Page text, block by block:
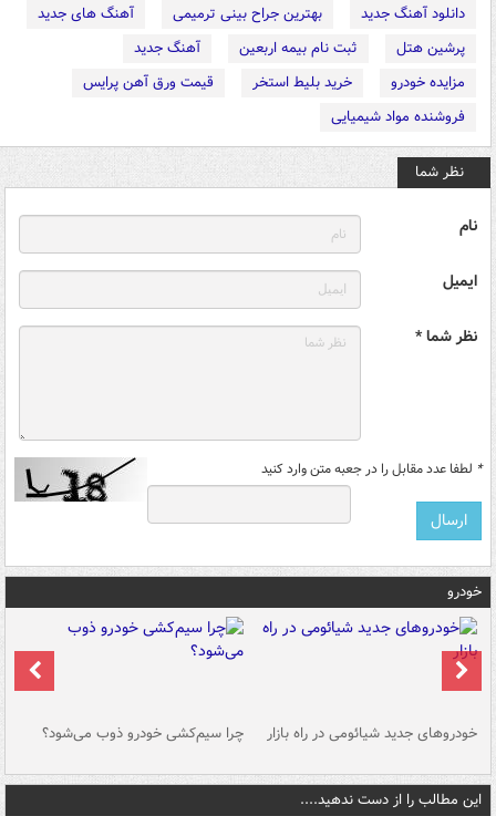
دانلود آهنگ جدید
بهترین جراح بینی ترمیمی
آهنگ های جدید
پرشین هتل
ثبت نام بیمه اربعین
آهنگ جدید
مزایده خودرو
خرید بلیط استخر
قیمت ورق آهن پرایس
فروشنده مواد شیمیایی
نظر شما
نام
ایمیل
نظر شما *
* لطفا عدد مقابل را در جعبه متن وارد کنید
خودرو
خودروهای جدید شیائومی در راه بازار چرا سیم‌کشی خودرو ذوب می‌شود؟
این مطالب را از دست ندهید....